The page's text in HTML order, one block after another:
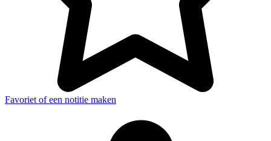
Favoriet of een notitie maken